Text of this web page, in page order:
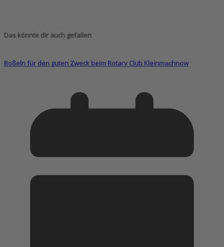
Das könnte dir auch gefallen
Boßeln für den guten Zweck beim Rotary Club Kleinmachnow